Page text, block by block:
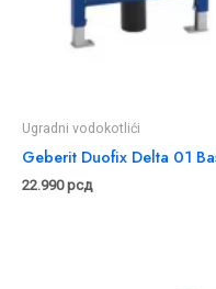
Ugradni vodokotlići
Geberit Duofix Delta 01
22.990рсд